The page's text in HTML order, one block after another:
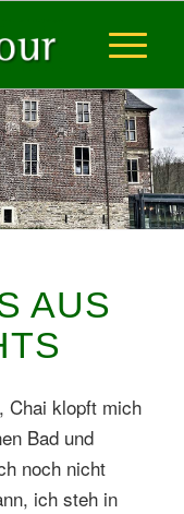
AUS
Chai klopft mich
Bad und
noch nicht
ich steh in